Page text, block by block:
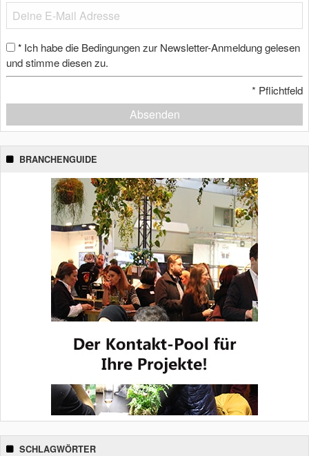
* Ich habe die Bedingungen zur Newsletter-Anmeldung gelesen
und stimme diesen zu.
* Pflichtfeld
Absenden
BRANCHENGUIDE
SCHLAGWÖRTER